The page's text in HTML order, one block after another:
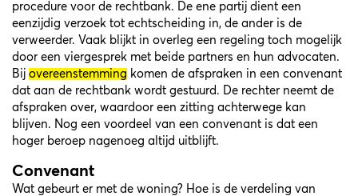
procedure voor de rechtbank. De ene partij dient een
eenzijdig verzoek tot echtscheiding in, de ander is de
verweerder. Vaak blijkt in overleg een regeling toch mogelijk
door een viergesprek met beide partners en hun advocaten.
Bij overeenstemming komen de afspraken in een convenant
dat aan de rechtbank wordt gestuurd. De rechter neemt de
afspraken over, waardoor een zitting achterwege kan
blijven. Nog een voordeel van een convenant is dat een
hoger beroep nagenoeg altijd uitblijft.
Convenant
Wat gebeurt er met de woning? Hoe is de verdeling van